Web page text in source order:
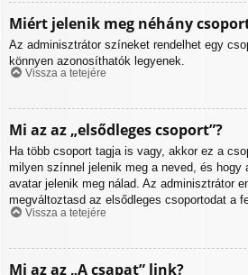
Miért jelenik meg néhány
Az adminisztrátor színeket rendelhet egy
könnyen azonosíthatók legyenek.
Vissza a tetejére
Mi az az „elsődleges csoport”?
Ha több csoport tagja is vagy, akkor ez a
milyen színnel jelenik meg a neved, és hogy
avatar jelenik meg nálad. Az adminisztrátor
megváltoztasd az elsődleges csoportodat a
Vissza a tetejére
Mi az az „A csapat” link?